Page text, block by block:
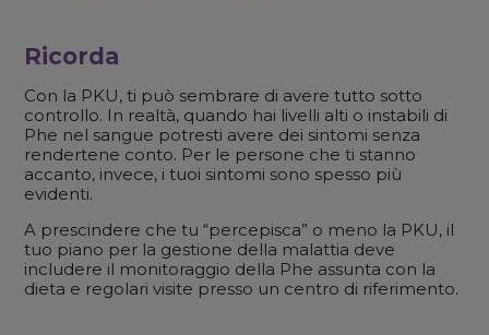
Ricorda
Con la PKU, ti può sembrare di avere tutto sotto
controllo. In realtà, quando hai livelli alti o instabili di
Phe nel sangue potresti avere dei sintomi senza
rendertene conto. Per le persone che ti stanno
accanto, invece, i tuoi sintomi sono spesso più
evidenti.
A prescindere che tu “percepisca” o meno la PKU, il
tuo piano per la gestione della malattia deve
includere il monitoraggio della Phe assunta con la
dieta e regolari visite presso un centro di riferimento.